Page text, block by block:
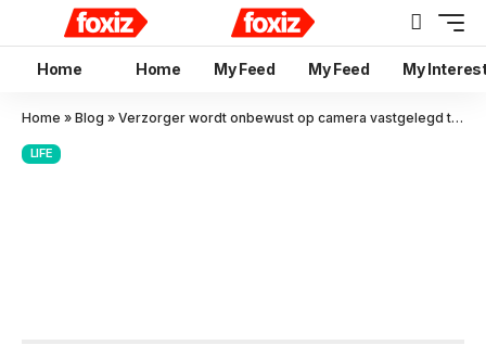
Home Home My Feed My Feed My
Home » Blog » Verzorger wordt onbewust op camera vastgelegd terwijl hij laatste wens van patiënt vervult
LIFE